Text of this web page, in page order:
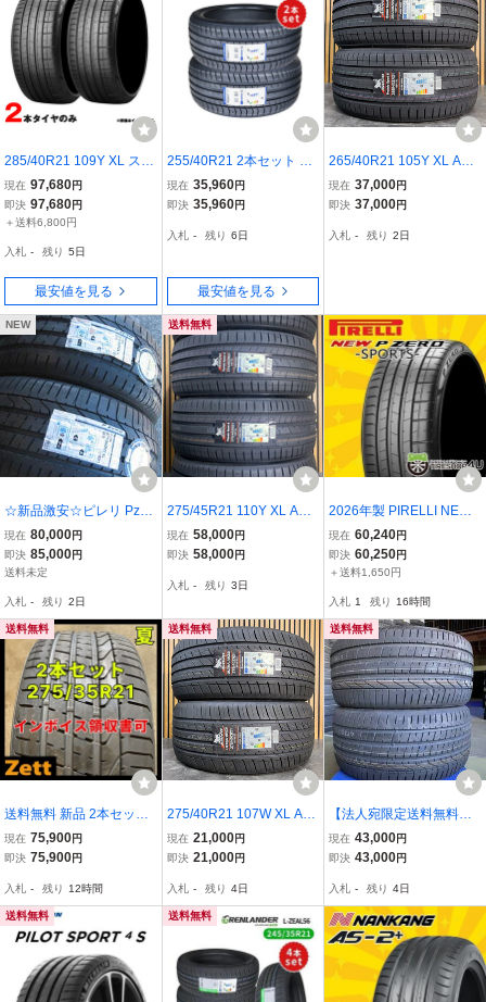
285/40R21 109Y XL スポ
ーツ 2023年製 2本セット
ピレリ P ZERO PZ4
現在 97,680円
即決 97,680円
＋送料6,800円
入札 - 残り 5日
最安値を見る
255/40R21 2本セット 20
26年製造 新品サマータイ
ヤ TRIANGLE EffeX Sport
ングル 255/40/21
現在 35,960円
即決 35,960円
入札 - 残り 6日
最安値を見る
265/40R21 105Y XL ARI
VO PREMIO SPORT6 新
品 サマータイヤ 2本セッ
無料 265/40/21 夏タイヤ
現在 37,000円
即決 37,000円
入札 - 残り 2日
NEW
☆新品激安☆ピレリ Pzer
o 275/35R21 2本
現在 80,000円
即決 85,000円
送料未定
入札 - 残り 2日
送料無料
275/45R21 110Y XL ARI
VO PREMIO SPORT6 新
品 サマータイヤ 4本セッ
無料 275/45/21 夏タイヤ
現在 58,000円
即決 58,000円
入札 - 残り 3日
2026年製 PIRELLI NEW
P ZERO SPORT 275/40R
21 107Y XL ncs ☆ KS B
MW ピレリ PZ4 PZERO 2
7,600円~
現在 60,240円
即決 60,250円
＋送料1,650円
入札 1 残り 16時間
送料無料
送料無料 新品 2本セット
275/35ZR21 (103Y)XL PI
RELLI P ZERO(B1) ベン
イヤ 屋内保管 275/35/21
(OU0058.8)
現在 75,900円
即決 75,900円
入札 - 残り 12時間
送料無料
275/40R21 107W XL ARI
VO ARZ5 新品 サマータ
イヤ 2本セット 2026年製
1 夏タイヤ
現在 21,000円
即決 21,000円
入札 - 残り 4日
送料無料
【法人宛限定送料無料】2
62425M-702 PIRELLI
295/35ZR21 107Y XL 29
2本セット 2023年製
現在 43,000円
即決 43,000円
入札 - 残り 4日
送料無料 送料無料